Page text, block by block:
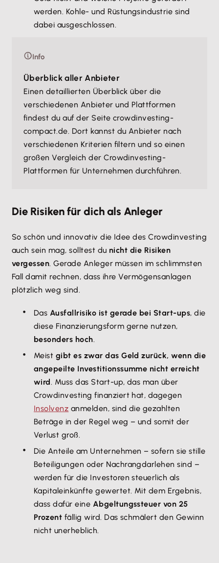
werden. Kohle- und Rüstungsindustrie sind
dabei ausgeschlossen.
Info
Überblick aller Anbieter
Einen detaillierten Überblick über die
verschiedenen Anbieter und Plattformen
findest du auf der Seite crowdinvesting-
compact.de. Dort kannst du Anbieter nach
verschiedenen Kriterien filtern und so einen
großen Vergleich der Crowdinvesting-
Plattformen für Unternehmen durchführen.
Die Risiken für dich als Anleger
So schön und innovativ die Idee des Crowdinvesting
auch sein mag, solltest du nicht die Risiken
vergessen. Gerade Anleger müssen im schlimmsten
Fall damit rechnen, dass ihre Vermögensanlagen
plötzlich weg sind.
Das Ausfallrisiko ist gerade bei Start-ups, die
diese Finanzierungsform gerne nutzen,
besonders hoch.
Meist gibt es zwar das Geld zurück, wenn die
angepeilte Investitionssumme nicht erreicht
wird. Muss das Start-up, das man über
Crowdinvesting finanziert hat, dagegen
Insolvenz anmelden, sind die gezahlten
Beträge in der Regel weg – und somit der
Verlust groß.
Die Anteile am Unternehmen – sofern sie stille
Beteiligungen oder Nachrangdarlehen sind –
werden für die Investoren steuerlich als
Kapitaleinkünfte gewertet. Mit dem Ergebnis,
dass dafür eine Abgeltungssteuer von 25
Prozent fällig wird. Das schmälert den Gewinn
nicht unerheblich.